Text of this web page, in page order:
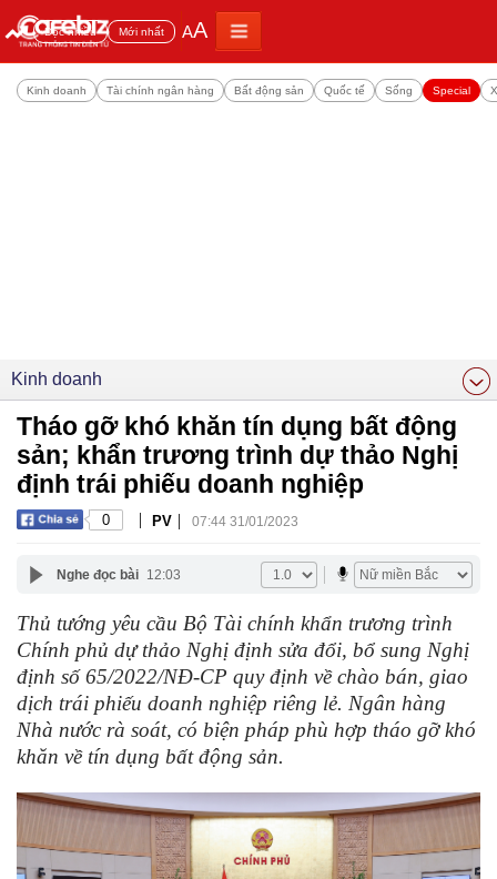
Đọc nhiều Mới nhất AA
Kinh doanh Tài chính ngân hàng Bất động sản Quốc tế Sống Special
Kinh doanh
Tháo gỡ khó khăn tín dụng bất động
sản; khẩn trương trình dự thảo Nghị
định trái phiếu doanh nghiệp
0 | PV | 07:44 31/01/2023
Nghe đọc bài 12:03
Thủ tướng yêu cầu Bộ Tài chính khẩn trương trình
Chính phủ dự thảo Nghị định sửa đổi, bổ sung Nghị
định số 65/2022/NĐ-CP quy định về chào bán, giao
dịch trái phiếu doanh nghiệp riêng lẻ. Ngân hàng
Nhà nước rà soát, có biện pháp phù hợp tháo gỡ khó
khăn về tín dụng bất động sản.